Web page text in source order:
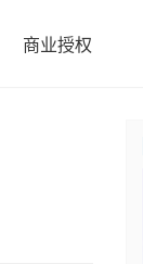
商业授权